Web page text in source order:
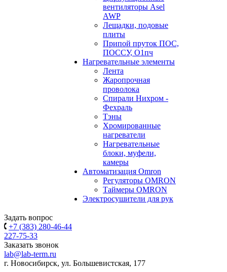
вентиляторы Asel
AWP
Лещадки, подовые
плиты
Припой пруток ПОС,
ПОССУ, О1пч
Нагревательные элементы
Лента
Жаропрочная
проволока
Спирали Нихром -
Фехраль
Тэны
Хромированные
нагреватели
Нагревательные
блоки, муфели,
камеры
Автоматизация Omron
Регуляторы OMRON
Таймеры OMRON
Электросушители для рук
Задать вопрос
+7 (383) 280-46-44
227-75-33
Заказать звонок
lab@lab-term.ru
г. Новосибирск, ул. Большевистская, 177